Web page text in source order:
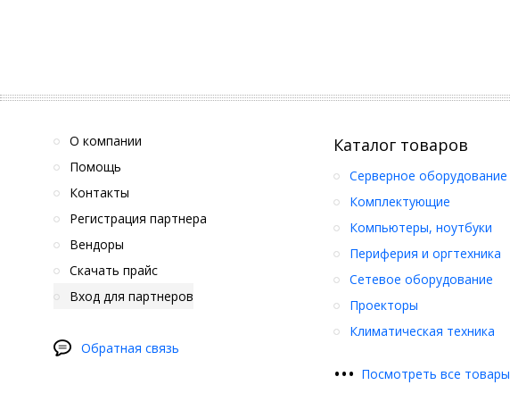
О компании
Помощь
Контакты
Регистрация партнера
Вендоры
Скачать прайс
Вход для партнеров
Обратная связь
Каталог товаров
Серверное оборудование
Комплектующие
Компьютеры, ноутбуки
Периферия и оргтехника
Сетевое оборудование
Проекторы
Климатическая техника
••• Посмотреть все товары